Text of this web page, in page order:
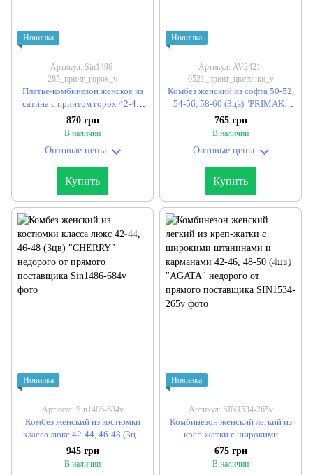
Новинка
Артикул: Sin1496-
285_принт_горох_v
Платье-комбинезон женское из
сатина с принтом горох 42-44,
46-48 (2цв) "SAONA" недорого
от прямого поставщика
870 грн
В наличии
Оптовые цены
Купить
Новинка
Артикул: AV2421-
0521_принт_цветочки_v
Комбез женский из софта 50-52,
54-56, 58-60 (3цв) "PRIMAK"
недорого от прямого
поставщика
765 грн
В наличии
Оптовые цены
Купить
Новинка
Артикул: Sin1486-684v
Комбез женский из костюмки
класса люкс 42-44, 46-48 (3цв)
"CHERRY" недорого от прямого
поставщика
945 грн
В наличии
Новинка
Артикул: SIN1534-265v
Комбинезон женский легкий из
креп-жатки с широкими
штанинами и карманами 42-46,
48-50 (4цв) "AGATA" недорого
675 грн
В наличии